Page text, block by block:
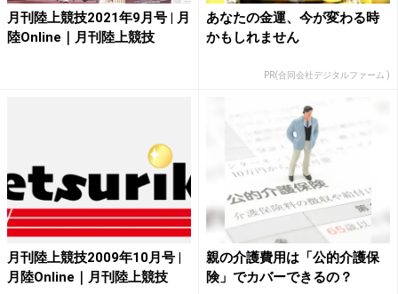
月刊陸上競技2021年9月号 | 月
陸Online｜月刊陸上競技
あなたの金運、今が変わる時
かもしれません
PR(合同会社デジタルファーム )
月刊陸上競技2009年10月号 |
月陸Online｜月刊陸上競技
親の介護費用は「公的介護保
険」でカバーできるの？